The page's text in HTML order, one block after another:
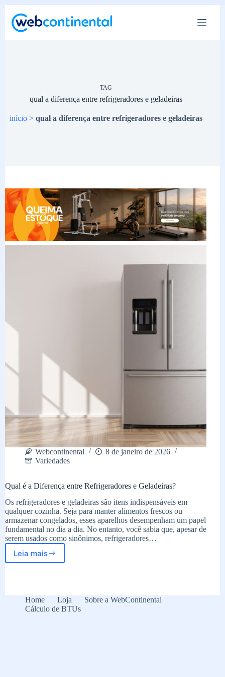
para
TAG
qual a diferença entre refrigeradores e geladeiras
início> qual a diferença entre refrigeradores e geladeiras
Webcontinental
8 de janeiro de 2026
Variedades
Qual é a Diferença entre Refrigeradores e Geladeiras?
Os refrigeradores e geladeiras são itens indispensáveis em
qualquer cozinha. Seja para manter alimentos frescos ou
armazenar congelados, esses aparelhos desempenham um papel
fundamental no dia a dia. No entanto, você sabia que, apesar de
serem usados como sinônimos, refrigeradores…
Leia mais
Qual
Refrigeradores
e
Home Loja
Sobre a WebContinental
Cálculo de BTUs